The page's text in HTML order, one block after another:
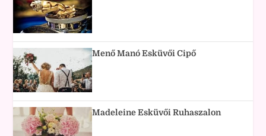
Menő Manó Esküvői Cipő
Madeleine Esküvői Ruhaszalon